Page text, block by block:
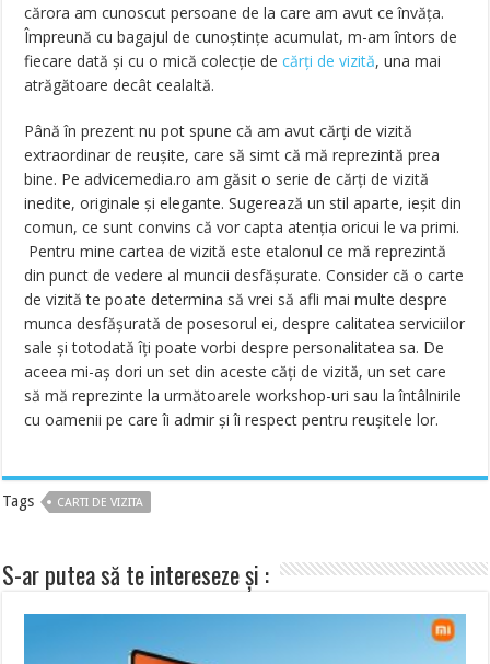
cărora am cunoscut persoane de la care am avut ce învăţa.
Împreună cu bagajul de cunoştinţe acumulat, m-am întors de
fiecare dată şi cu o mică colecţie decărţi de vizită, una mai
atrăgătoare decât cealaltă.
Până în prezent nu pot spune că am avut cărţi de vizită
extraordinar de reuşite, care să simt că mă reprezintă prea
bine. Pe advicemedia.ro am găsit o serie de cărţi de vizită
inedite, originale şi elegante. Sugerează un stil aparte, ieşit din
comun, ce sunt convins că vor capta atenţia oricui le va primi.
Pentru mine cartea de vizită este etalonul ce mă reprezintă
din punct de vedere al muncii desfăşurate. Consider că o carte
de vizită te poate determina să vrei să afli mai multe despre
munca desfăşurată de posesorul ei, despre calitatea serviciilor
sale şi totodată îţi poate vorbi despre personalitatea sa. De
aceea mi-aş dori un set din aceste căţi de vizită, un set care
să mă reprezinte la următoarele workshop-uri sau la întâlnirile
cu oamenii pe care îi admir şi îi respect pentru reuşitele lor.
Tags CARTI DE VIZITA
S-ar putea să te intereseze și :